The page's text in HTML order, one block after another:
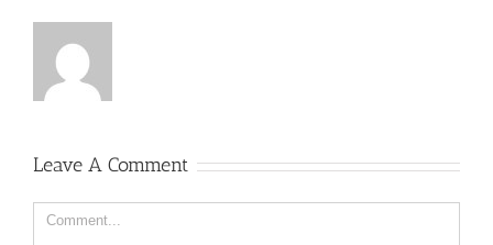
Leave A Comment
Comment